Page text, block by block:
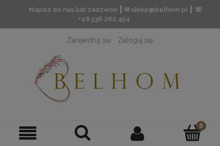
Napisz do nas lub zadzwoń ┃ ✉ sklep@belhom.pl ┃ ☏
+48 536 262 454
Zarejestruj się Zaloguj się